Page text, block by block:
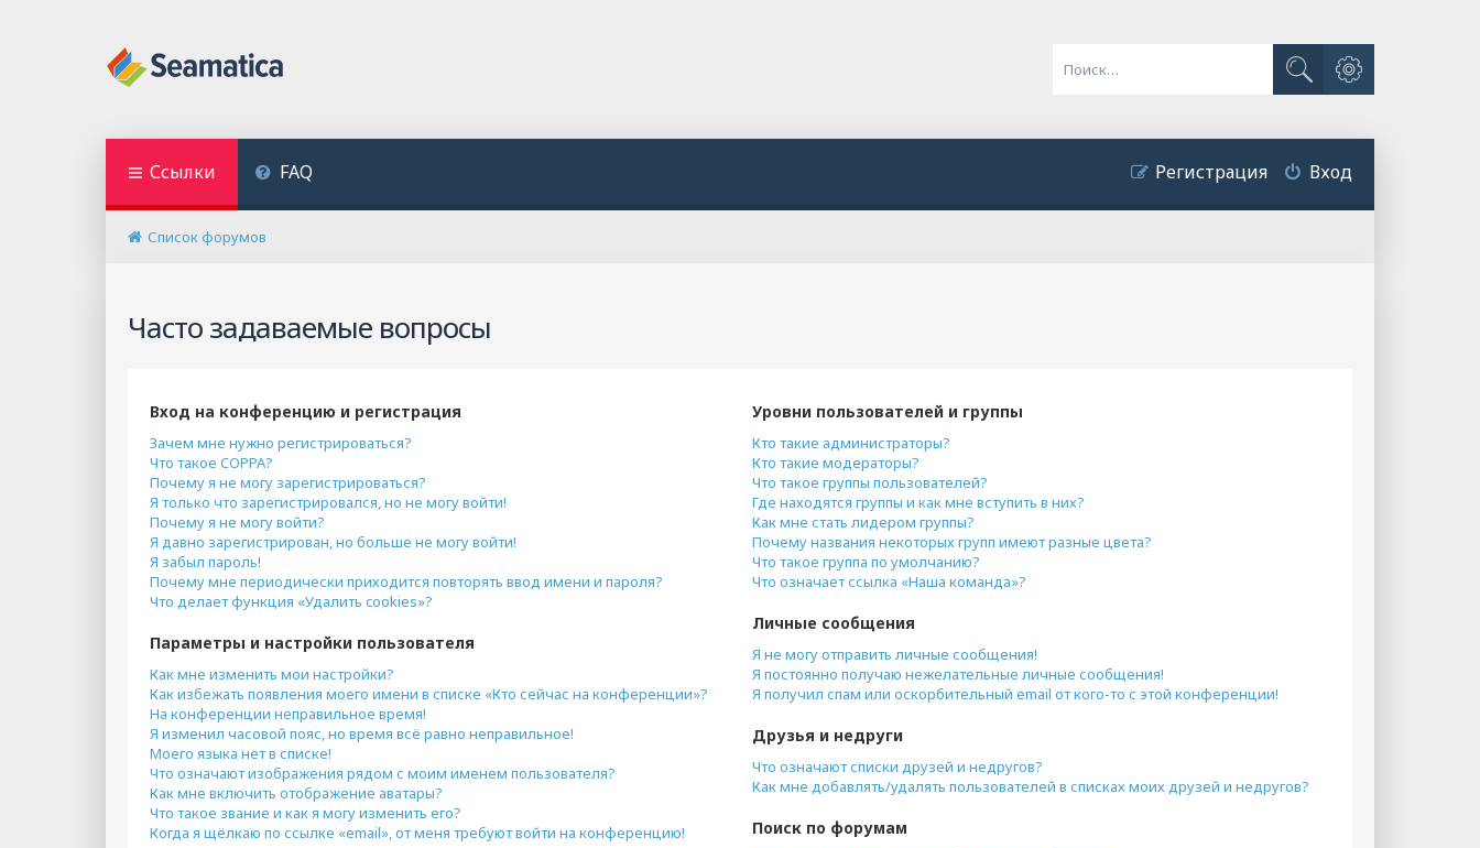
Поиск
Расширенный поиск
Ссылки FAQ Вход
Регистрация
Список форумов
Часто задаваемые вопросы
Вход на конференцию и регистрация
Зачем мне нужно регистрироваться?
Что такое COPPA?
Почему я не могу зарегистрироваться?
Я только что зарегистрировался, но не могу войти!
Почему я не могу войти?
Я давно зарегистрирован, но больше не могу войти!
Я забыл пароль!
Почему мне периодически приходится повторять ввод имени и пароля?
Что делает функция «Удалить cookies»?
Параметры и настройки пользователя
Как мне изменить мои настройки?
Как избежать появления моего имени в списке «Кто сейчас на конференции»?
На конференции неправильное время!
Я изменил часовой пояс, но время всё равно неправильное!
Моего языка нет в списке!
Что означают изображения рядом с моим именем пользователя?
Как мне включить отображение аватары?
Что такое звание и как я могу изменить его?
Когда я щёлкаю по ссылке «email», от меня требуют войти на конференцию!
Уровни пользователей и группы
Кто такие администраторы?
Кто такие модераторы?
Что такое группы пользователей?
Где находятся группы и как мне вступить в них?
Как мне стать лидером группы?
Почему названия некоторых групп имеют разные цвета?
Что такое группа по умолчанию?
Что означает ссылка «Наша команда»?
Личные сообщения
Я не могу отправить личные сообщения!
Я постоянно получаю нежелательные личные сообщения!
Я получил спам или оскорбительный email от кого-то с этой конференции!
Друзья и недруги
Что означают списки друзей и недругов?
Как мне добавлять/удалять пользователей в списках моих друзей и недругов?
Поиск по форумам